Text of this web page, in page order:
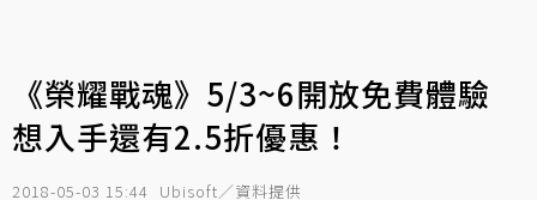
《榮耀戰魂》5/3~6開放免費體驗
想入手還有2.5折優惠！
2018-05-03 15:44 Ubisoft／資料提供